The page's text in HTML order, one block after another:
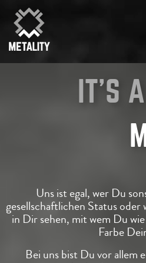
IT'S
Uns ist egal, wer Du
gesellschaftlichen Statusoder
in Dir sehen, mit wem Du
Farbe
Bei uns bist Du vor allem